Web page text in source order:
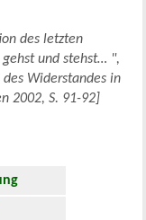
des letzten
gehst und stehst… ",
Widerstandes in
2002, S. 91-92]